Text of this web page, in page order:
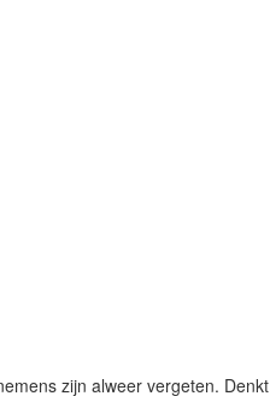
zijn alweer vergeten. Denkt